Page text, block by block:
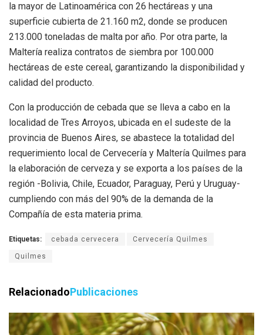
la mayor de Latinoamérica con 26 hectáreas y una
superficie cubierta de 21.160 m2, donde se producen
213.000 toneladas de malta por año. Por otra parte, la
Maltería realiza contratos de siembra por 100.000
hectáreas de este cereal, garantizando la disponibilidad y
calidad del producto.
Con la producción de cebada que se lleva a cabo en la
localidad de Tres Arroyos, ubicada en el sudeste de la
provincia de Buenos Aires, se abastece la totalidad del
requerimiento local de Cervecería y Maltería Quilmes para
la elaboración de cerveza y se exporta a los países de la
región -Bolivia, Chile, Ecuador, Paraguay, Perú y Uruguay-
cumpliendo con más del 90% de la demanda de la
Compañía de esta materia prima.
Etiquetas: cebada cervecera Cervecería Quilmes
Quilmes
RelacionadoPublicaciones